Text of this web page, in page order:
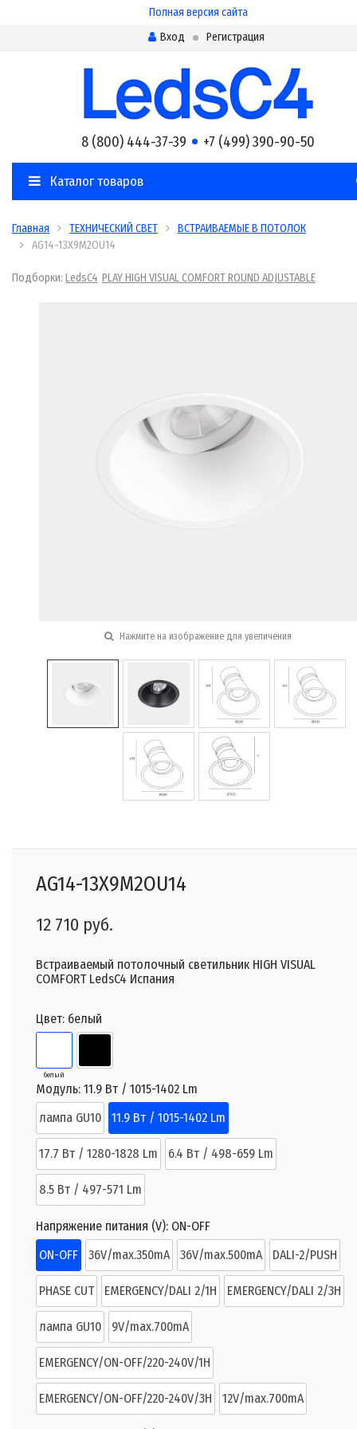
Полная версия сайта
Вход
Регистрация
8 (800) 444-37-39 +7 (499) 390-90-50
Каталог товаров
Главная ТЕХНИЧЕСКИЙ СВЕТ
ВСТРАИВАЕМЫЕ В ПОТОЛОК
AG14-13X9M2OU14
Подборки: LedsC4 PLAY HIGH VISUAL COMFORT ROUND ADJUSTABLE
Нажмите на изображение для увеличения
AG14-13X9M2OU14
12 710 руб.
Встраиваемый потолочный светильник HIGH VISUAL
COMFORT LedsC4 Испания
Цвет: белый
белый
Модуль: 11.9 Вт / 1015-1402 Lm
лампа GU10
11.9 Вт / 1015-1402 Lm
17.7 Вт / 1280-1828 Lm 6.4 Вт / 498-659 Lm
8.5 Вт / 497-571 Lm
Напряжение питания (V): ON-OFF
ON-OFF
36V/max.350mA 36V/max.500mA DALI-2/PUSH
PHASE CUT EMERGENCY/DALI 2/1H EMERGENCY/DALI 2/3H
лампа GU10 9V/max.700mA
EMERGENCY/ON-OFF/220-240V/1H
EMERGENCY/ON-OFF/220-240V/3H 12V/max.700mA